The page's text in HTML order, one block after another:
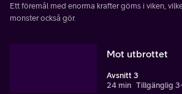
Ett föremål med enorma krafter göms i viken,
monster också gör.
Mot utbrottet
Avsnitt 3
24 min Tillgänglig